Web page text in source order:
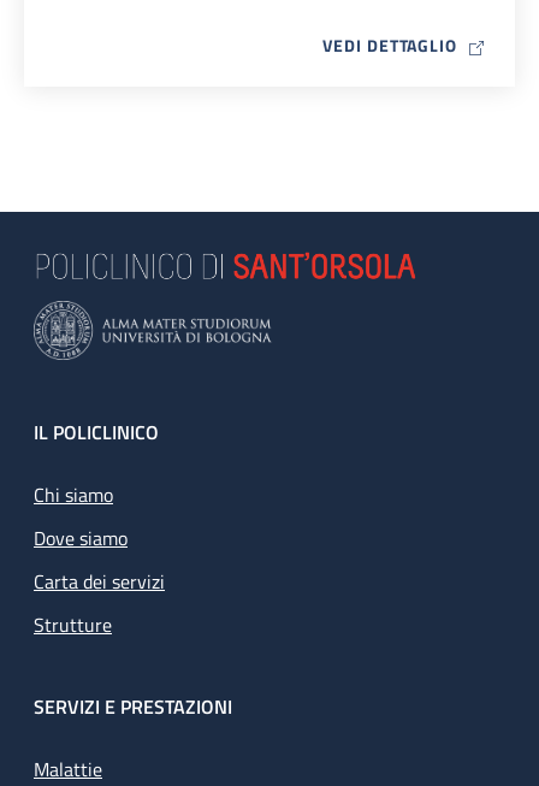
VEDI DETTAGLIO MAP ICON
Footer
IL POLICLINICO
Chi siamo
Dove siamo
Carta dei servizi
Strutture
SERVIZI E PRESTAZIONI
Malattie